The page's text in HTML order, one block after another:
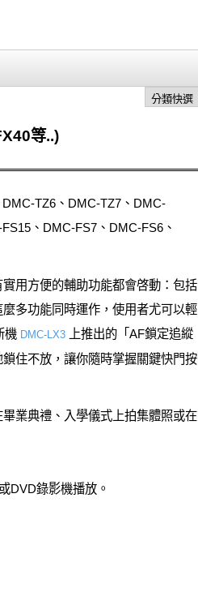
等..)
TZ6、DMC-TZ7、DMC-
、DMC-FS7、DMC-FS6、
用方便的輔助功能都會啓動：包括
多功能同時運作，使用者尤可以輕
機 DMC-LX3
上推出的「AF鎖定追縱
住不放，讓你隨時掌握關鍵快門按
業典禮、入學儀式上拍集體照或在
DVD錄影機播放。